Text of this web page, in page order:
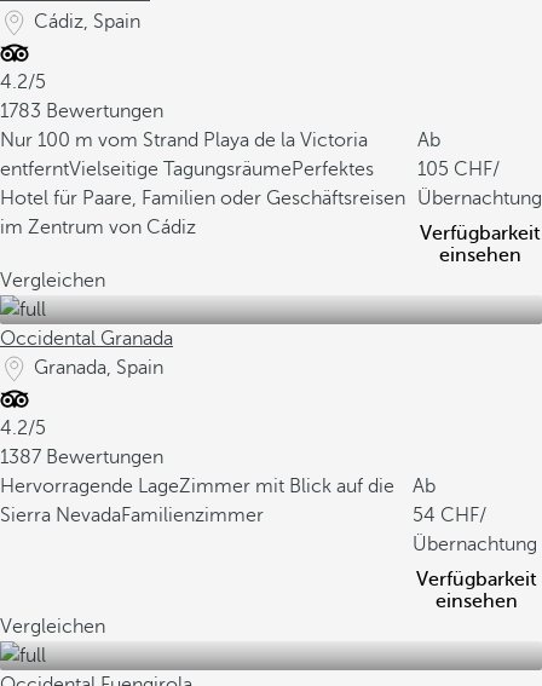
Cádiz, Spain
4.2/5
1783 Bewertungen
Nur 100 m vom Strand Playa de la Victoria
entferntVielseitige TagungsräumePerfektes
Hotel für Paare, Familien oder Geschäftsreisen
im Zentrum von Cádiz
Ab
105
/
Übernachtung
Verfügbarkeit
einsehen
Vergleichen
Occidental Granada
Granada, Spain
4.2/5
1387 Bewertungen
Hervorragende LageZimmer mit Blick auf die
Sierra NevadaFamilienzimmer
Ab
54
/
Übernachtung
Verfügbarkeit
einsehen
Vergleichen